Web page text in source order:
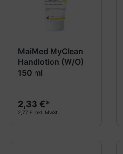
MaiMed MyClean
Handlotion (W/O)
150 ml
2,33 €*
2,77 € inkl. MwSt.